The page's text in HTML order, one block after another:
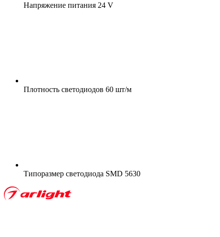
Напряжение питания 24 V
Плотность светодиодов 60 шт/м
Типоразмер светодиода SMD 5630